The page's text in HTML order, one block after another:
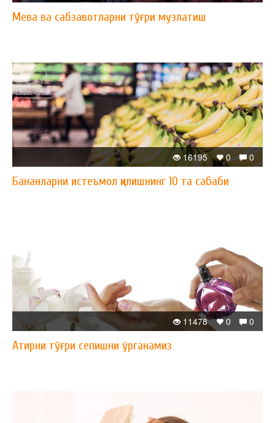
Мева ва сабзавотларни тўғри музлатиш
0
0
16195
Бананларни истеъмол қилишнинг 10 та сабаби
0
0
11478
Атирни тўғри сепишни ўрганамиз